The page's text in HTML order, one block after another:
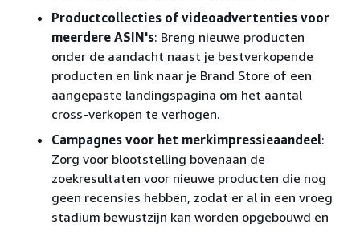
Productcollecties of videoadvertenties voor
meerdere ASIN's: Breng nieuwe producten
onder de aandacht naast je bestverkopende
producten en link naar je Brand Store of een
aangepaste landingspagina om het aantal
cross-verkopen te verhogen.
Campagnes voor het merkimpressieaandeel:
Zorg voor blootstelling bovenaan de
zoekresultaten voor nieuwe producten die nog
geen recensies hebben, zodat er al in een vroeg
stadium bewustzijn kan worden opgebouwd en